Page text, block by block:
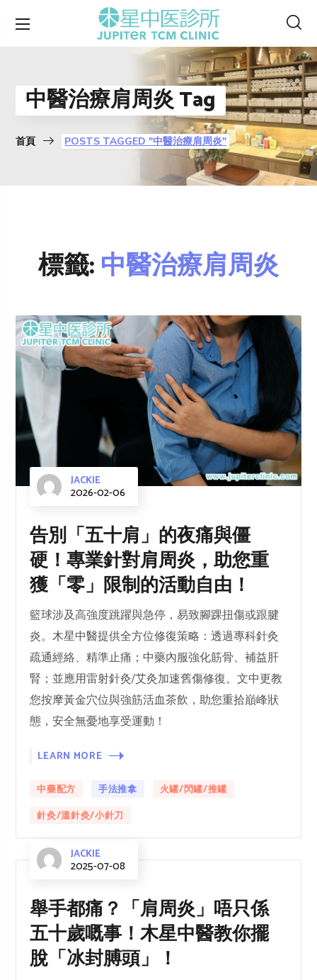
中醫治療肩周炎 Tag
首頁 POSTS TAGGED "中醫治療肩周炎"
標籤:中醫治療肩周炎
JACKIE
2026-02-06
告別「五十肩」的夜痛與僵
硬！專業針對肩周炎，助您重
獲「零」限制的活動自由！
籃球涉及高強度跳躍與急停，易致腳踝扭傷或跟腱
炎。木星中醫提供全方位修復策略：透過專科針灸
疏通經絡、精準止痛；中藥內服強化筋骨、補益肝
腎；並應用雷射針灸/艾灸加速舊傷修復。文中更教
您按摩黃金穴位與強筋活血茶飲，助您重拾巔峰狀
態，安全無憂地享受運動！
LEARN MORE
中藥配方 手法推拿
火罐/閃罐/推罐
針灸/溫針灸/小針刀
JACKIE
2025-07-08
舉手都痛？「肩周炎」唔只係
五十歲嘅事！木星中醫教你擺
脫「冰封膊頭」！